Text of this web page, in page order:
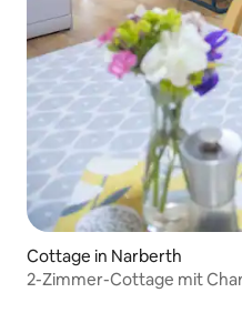
Cottage in Narberth
2-Zimmer-Cottage mit